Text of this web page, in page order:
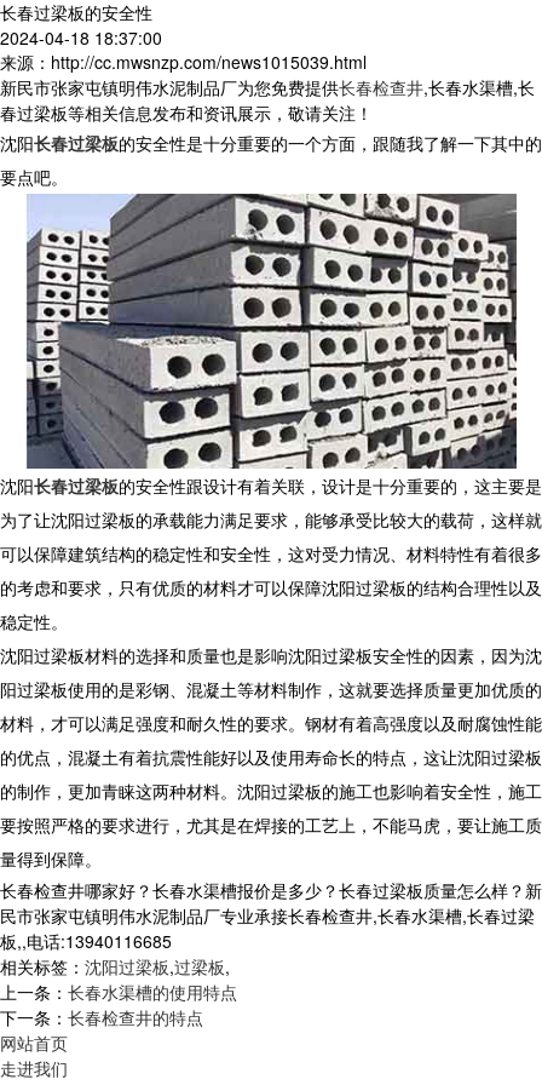
长春过梁板的安全性
2024-04-18 18:37:00
来源：http://cc.mwsnzp.com/news1015039.html
新民市张家屯镇明伟水泥制品厂为您免费提供长春检查井,长春水渠槽,长
春过梁板等相关信息发布和资讯展示，敬请关注！
沈阳长春过梁板的安全性是十分重要的一个方面，跟随我了解一下其中的
要点吧。
沈阳长春过梁板的安全性跟设计有着关联，设计是十分重要的，这主要是
为了让沈阳过梁板的承载能力满足要求，能够承受比较大的载荷，这样就
可以保障建筑结构的稳定性和安全性，这对受力情况、材料特性有着很多
的考虑和要求，只有优质的材料才可以保障沈阳过梁板的结构合理性以及
稳定性。
沈阳过梁板材料的选择和质量也是影响沈阳过梁板安全性的因素，因为沈
阳过梁板使用的是彩钢、混凝土等材料制作，这就要选择质量更加优质的
材料，才可以满足强度和耐久性的要求。钢材有着高强度以及耐腐蚀性能
的优点，混凝土有着抗震性能好以及使用寿命长的特点，这让沈阳过梁板
的制作，更加青睐这两种材料。沈阳过梁板的施工也影响着安全性，施工
要按照严格的要求进行，尤其是在焊接的工艺上，不能马虎，要让施工质
量得到保障。
长春检查井哪家好？长春水渠槽报价是多少？长春过梁板质量怎么样？新
民市张家屯镇明伟水泥制品厂专业承接长春检查井,长春水渠槽,长春过梁
板,,电话:13940116685
相关标签： 沈阳过梁板,过梁板,
上一条： 长春水渠槽的使用特点
下一条： 长春检查井的特点
网站首页
走进我们